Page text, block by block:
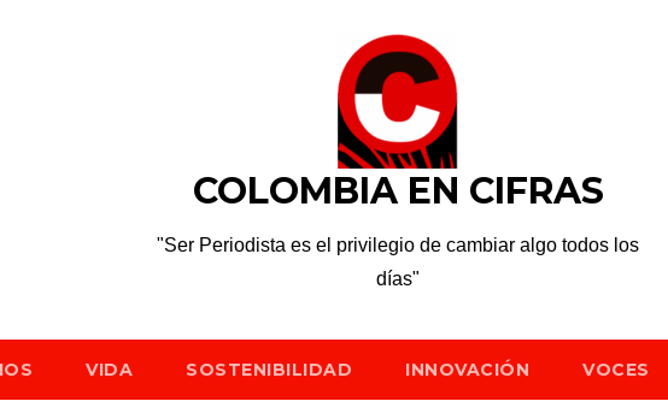
COLOMBIA EN CIFRAS
"Ser Periodista es el privilegio de cambiar algo todos los
días"
VIDA SOSTENIBILIDAD INNOVACIÓN VOCES